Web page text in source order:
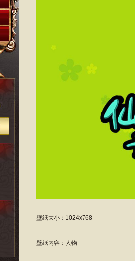
壁纸大小：1024x768
壁纸内容：人物